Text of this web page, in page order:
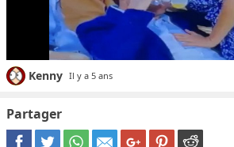
Kenny Il y a 5 ans
Partager